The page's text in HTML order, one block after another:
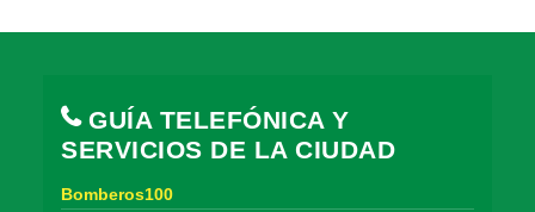
GUÍA TELEFÓNICA Y
SERVICIOS DE LA CIUDAD
Bomberos100